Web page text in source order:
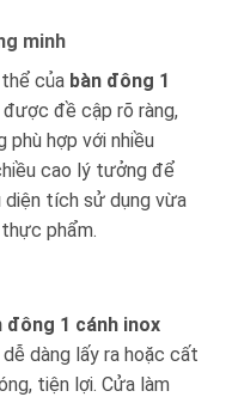
minh
của bàn đông 1
đề cập rõ ràng,
hợp với nhiều
cao lý tưởng để
tích sử dụng vừa
phẩm.
đông 1 cánh inox
dàng lấy ra hoặc cất
tiện lợi. Cửa làm